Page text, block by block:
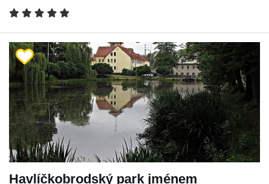
Havlíčkobrodský park jménem